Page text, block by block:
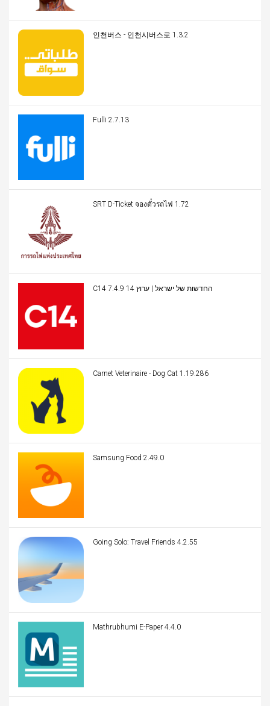
인천버스 - 인천시버스로 1.3.2
Fulli 2.7.13
SRT D-Ticket จองตั๋วรถไฟ 1.72
C14 החדשות של ישראל | ערוץ 14 7.4.9
Carnet Veterinaire - Dog Cat 1.19.286
Samsung Food 2.49.0
Going Solo: Travel Friends 4.2.55
Mathrubhumi E-Paper 4.4.0